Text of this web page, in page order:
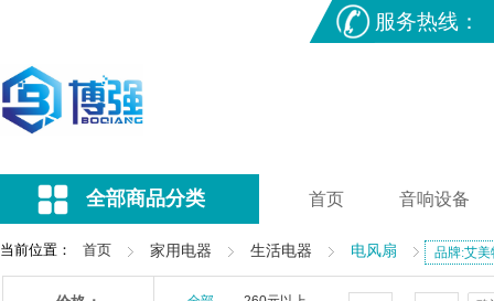
服务热线：
全部商品分类 首页 音响设备
当前位置： 首页 家用电器 生活电器 电风扇 品牌:艾美